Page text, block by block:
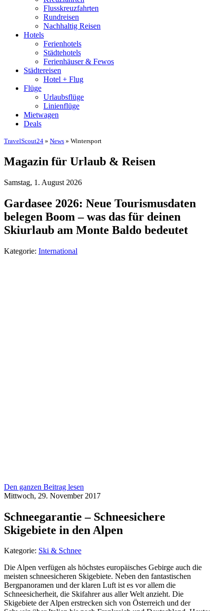
Flusskreuzfahrten
Rundreisen
Nachhaltig Reisen
Hotels
Ferienhotels
Städtehotels
Ferienhäuser & Fewos
Städtereisen
Hotel + Flug
Flüge
Urlaubsflüge
Linienflüge
Mietwagen
Deals
TravelScout24 » News » Wintersport
Magazin für Urlaub & Reisen
Samstag, 1. August 2026
Gardasee 2026: Neue Tourismusdaten
belegen Boom – was das für deinen
Skiurlaub am Monte Baldo bedeutet
Kategorie: International
Den ganzen Beitrag lesen
Mittwoch, 29. November 2017
Schneegarantie – Schneesichere
Skigebiete in den Alpen
Kategorie: Ski & Schnee
Die Alpen verfügen als höchstes europäisches Gebirge auch die
meisten schneesicheren Skigebiete. Neben den fantastischen
Bergpanoramen und der klaren Luft ist es vor allem die
Schneesicherheit, die Skifahrer aus aller Welt anzieht. Die
Skigebiete der Alpen erstrecken sich von Österreich und der